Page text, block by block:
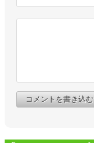
コメントを書き込む